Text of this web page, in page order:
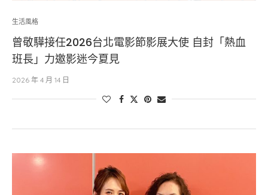
生活風格
曾敬驊接任2026台北電影節影展大使 自封「熱血
班長」力邀影迷今夏見
2026 年 4 月 14 日